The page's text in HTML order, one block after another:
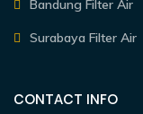
Bandung Filter Air
Surabaya Filter Air
CONTACT INFO